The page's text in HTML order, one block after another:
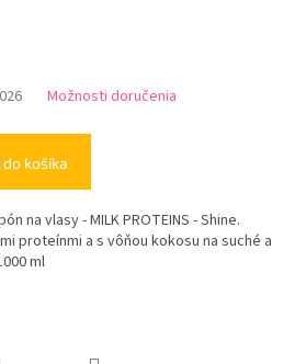
Možnosti doručenia
košíka
na vlasy - MILK PROTEINS - Shine.
proteínmi a s vôňou kokosu na suché a
ml